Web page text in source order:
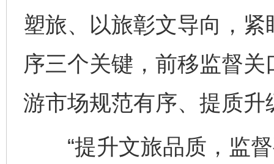
塑旅、以旅彰文导向，
序三个关键，前移监督
游市场规范有序、提质升
“提升文旅品质，监督